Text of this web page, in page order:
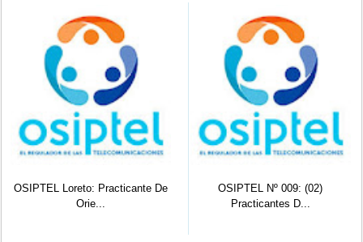
OSIPTEL Loreto: Practicante De
Orie...
OSIPTEL Nº 009: (02)
Practicantes D...